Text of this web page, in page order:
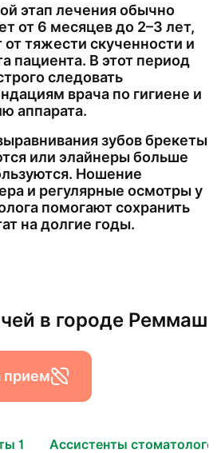
этап лечения обычно
от 6 месяцев до 2–3 лет,
от тяжести скученности и
пациента. В этот период
следовать
врача по гигиене и
аппарата.
зубов брекеты
или элайнеры больше
Ношение
и регулярные осмотры у
помогают сохранить
на долгие годы.
в городе Реммаш
прием
1 Ассистенты